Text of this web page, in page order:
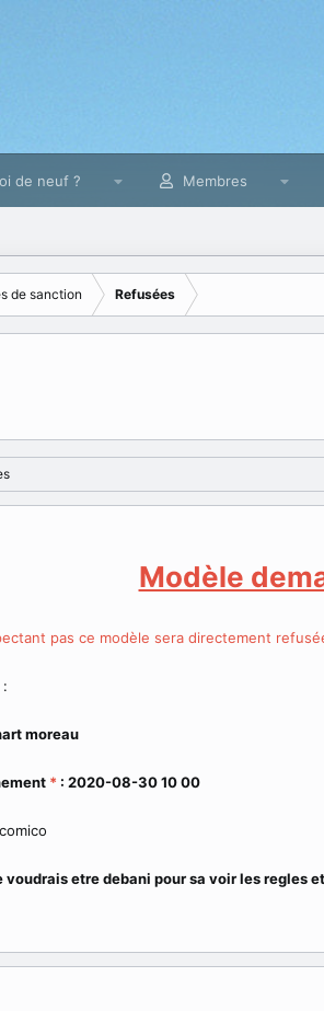
de neuf ? Membres
de sanction Refusées
Modèle
pas ce modèle sera directement
:
moreau
* : 2020-08-30 10 00
voudrais etre debani pour sa voir les regles